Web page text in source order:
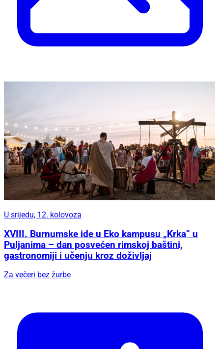
U srijedu, 12. kolovoza
XVIII. Burnumske ide u Eko kampusu „Krka“ u
Puljanima – dan posvećen rimskoj baštini,
gastronomiji i učenju kroz doživljaj
Za večeri bez žurbe